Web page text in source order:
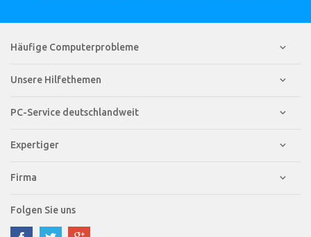
Häufige Computerprobleme
Unsere Hilfethemen
PC-Service deutschlandweit
Expertiger
Firma
Folgen Sie uns